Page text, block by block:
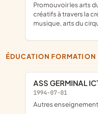
promouvoir les arts du cirque, la musique, les arts
créatifs à travers la
musique, arts du
ÉDUCATION FORMATION
ASS GERMINAL
1994-07-01
Autres